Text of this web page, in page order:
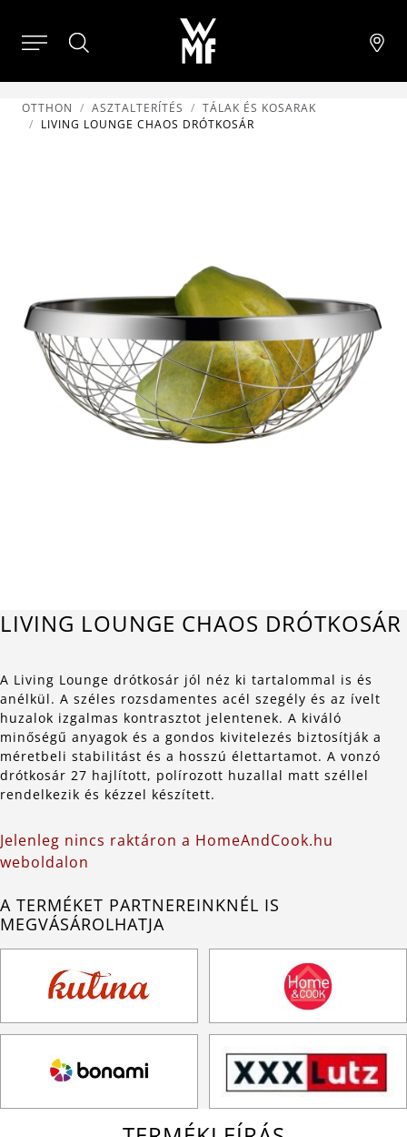
OTTHON ASZTALTERÍTÉS
TÁLAK ÉS KOSARAK
LIVING LOUNGE CHAOS DRÓTKOSÁR
LIVING LOUNGE CHAOS DRÓTKOSÁR
A Living Lounge drótkosár jól néz ki tartalommal is és
anélkül. A széles rozsdamentes acél szegély és az ívelt
huzalok izgalmas kontrasztot jelentenek. A kiváló
minőségű anyagok és a gondos kivitelezés biztosítják a
méretbeli stabilitást és a hosszú élettartamot. A vonzó
drótkosár 27 hajlított, polírozott huzallal matt széllel
rendelkezik és kézzel készített.
Jelenleg nincs raktáron a HomeAndCook.hu
weboldalon
A TERMÉKET PARTNEREINKNÉL IS
MEGVÁSÁROLHATJA